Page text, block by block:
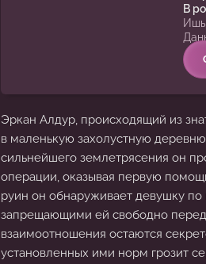
В
Эркан Алдур, происходящий из
в маленькую захолустную
сильнейшего землетрясения он
операции, оказывая первую
руин он обнаруживает девушку
запрещающими ей свободно
взаимоотношения остаются
установленных ими норм грозит